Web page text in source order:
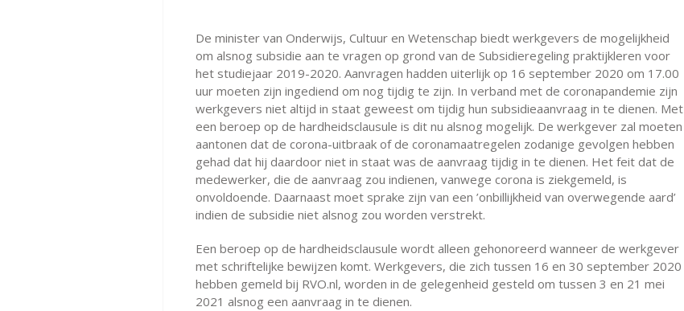
De minister van Onderwijs, Cultuur en Wetenschap biedt werkgevers de mogelijkheid
om alsnog subsidie aan te vragen op grond van de Subsidieregeling praktijkleren voor
het studiejaar 2019-2020. Aanvragen hadden uiterlijk op 16 september 2020 om 17.00
uur moeten zijn ingediend om nog tijdig te zijn. In verband met de coronapandemie zijn
werkgevers niet altijd in staat geweest om tijdig hun subsidieaanvraag in te dienen. Met
een beroep op de hardheidsclausule is dit nu alsnog mogelijk. De werkgever zal moeten
aantonen dat de corona-uitbraak of de coronamaatregelen zodanige gevolgen hebben
gehad dat hij daardoor niet in staat was de aanvraag tijdig in te dienen. Het feit dat de
medewerker, die de aanvraag zou indienen, vanwege corona is ziekgemeld, is
onvoldoende. Daarnaast moet sprake zijn van een ’onbillijkheid van overwegende aard’
indien de subsidie niet alsnog zou worden verstrekt.
Een beroep op de hardheidsclausule wordt alleen gehonoreerd wanneer de werkgever
met schriftelijke bewijzen komt. Werkgevers, die zich tussen 16 en 30 september 2020
hebben gemeld bij RVO.nl, worden in de gelegenheid gesteld om tussen 3 en 21 mei
2021 alsnog een aanvraag in te dienen.